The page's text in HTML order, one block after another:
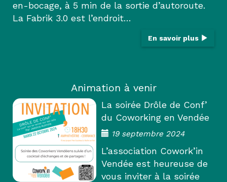
en-bocage, à 5 min de la sortie d’autoroute.
La Fabrik 3.0 est l’endroit…
En savoir plus
Animation à venir
La soirée Drôle de Conf’
du Coworking en Vendée
19 septembre 2024
L’association Cowork’in
Vendée est heureuse de
vous inviter à la soirée